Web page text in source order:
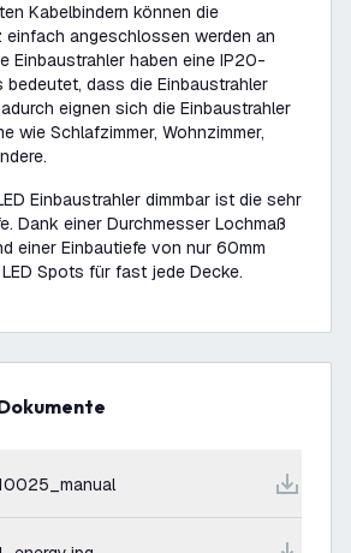
Kabelbindern können die
einfach angeschlossen werden an
Einbaustrahler haben eine IP20-
bedeutet, dass die Einbaustrahler
eignen sich die Einbaustrahler
wie Schlafzimmer, Wohnzimmer,
Einbaustrahler dimmbar ist die sehr
Dank einer Durchmesser Lochmaß
einer Einbautiefe von nur 60mm
Spots für fast jede Decke.
Dokumente